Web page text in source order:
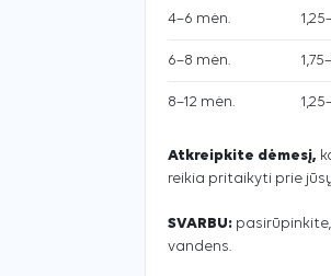
4–6 mėn.
6–8 mėn.
8–12 mėn.
Atkreipkite dėmesį,
reikia pritaikyti prie
SVARBU:
vandens.